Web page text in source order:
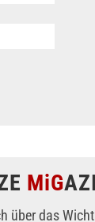
MiG
über das